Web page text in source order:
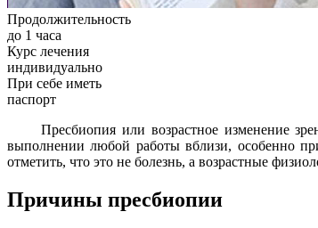
Продолжительность
до 1 часа
Курс лечения
индивидуально
При себе иметь
паспорт
Пресбиопия или возрастное изменение
выполнении любой работы вблизи, особенно
отметить, что это не болезнь, а возрастные
Причины пресбиопии